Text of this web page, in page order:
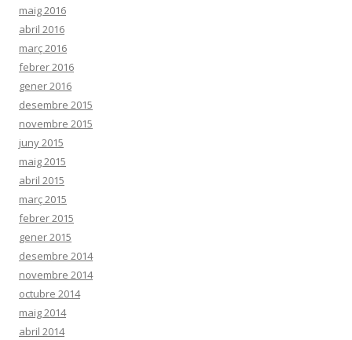
maig 2016
abril 2016
març 2016
febrer 2016
gener 2016
desembre 2015
novembre 2015
juny 2015
maig 2015
abril 2015
març 2015
febrer 2015
gener 2015
desembre 2014
novembre 2014
octubre 2014
maig 2014
abril 2014